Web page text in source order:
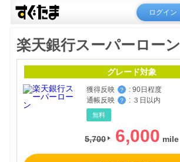
ログイン
楽天銀行スーパーローン
グレード対象
獲得反映 ？ : 90日程度
通帳反映
？ : ３日以内
無料
5,700 6,000